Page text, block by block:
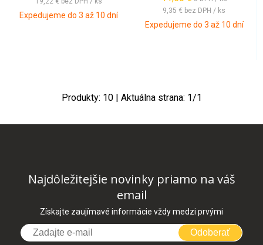
Expedujeme do 3 až 10 dní
9,35 € bez DPH / ks
Expedujeme do 3 až 10 dní
Produkty: 10| Aktuálna strana: 1/1
Najdôležitejšie novinky priamo na váš
email
Získajte zaujímavé informácie vždy medzi prvými
Odoberať